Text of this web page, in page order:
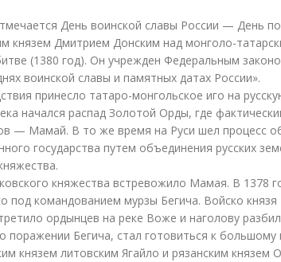
День воинской славы России — День
князем Дмитрием Донским над монголо-
(1380 год). Он учрежден Федеральным
воинской славы и памятных датах России».
принесло татаро-монгольское иго на
начался распад Золотой Орды, где
— Мамай. В то же время на Руси шел процесс
государства путем объединения русских
княжества встревожило Мамая. В 1378
под командованием мурзы Бегича. Войско
ордынцев на реке Воже и наголову
поражении Бегича, стал готовиться к большому
князем литовским Ягайло и рязанским князем